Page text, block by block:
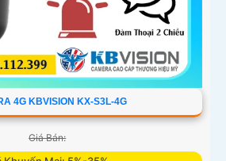
4G KBVISION KX-S3L-4G
Giá Bán: